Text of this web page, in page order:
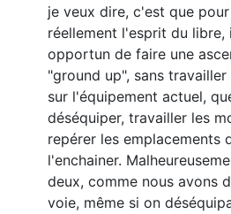
je veux dire, c'est que
réellement l'esprit du libre,
opportun de faire une
"ground up", sans
sur l'équipement actuel,
déséquiper, travailler les
repérer les emplacements
l'enchainer.
deux, comme nous avons
voie, même si on